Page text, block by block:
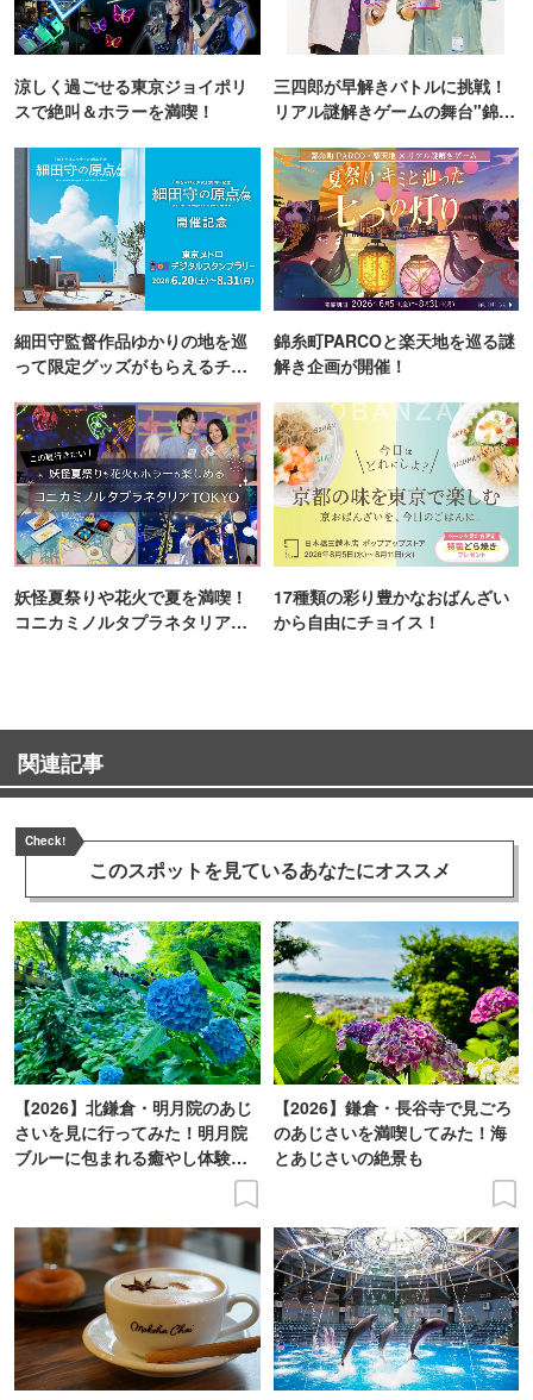
涼しく過ごせる東京ジョイポリ
スで絶叫＆ホラーを満喫！
三四郎が早解きバトルに挑戦！
リアル謎解きゲームの舞台"錦糸
細田守監督作品ゆかりの地を巡
って限定グッズがもらえるチャ
錦糸町PARCOと楽天地を巡る謎
解き企画が開催！
妖怪夏祭りや花火で夏を満喫！
コニカミノルタプラネタリア
17種類の彩り豊かなおばんざい
から自由にチョイス！
関連記事
Check!
このスポットを見ているあなたにオススメ
【2026】北鎌倉・明月院のあじ
さいを見に行ってみた！明月院
ブルーに包まれる癒やし体験レ
【2026】鎌倉・長谷寺で見ごろ
のあじさいを満喫してみた！海
とあじさいの絶景も